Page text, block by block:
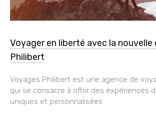
Voyager en liberté avec la
Philibert
Voyages Philibert est une agence de
qui se consacre à offrir des expériences
uniques et personnalisées